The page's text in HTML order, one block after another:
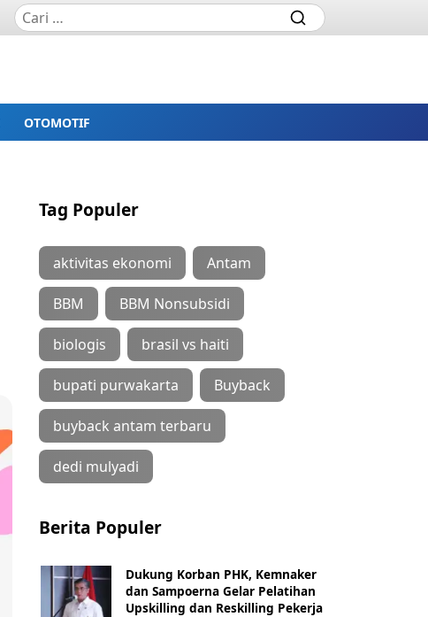
OTOMOTIF
Tag Populer
aktivitas ekonomi Antam
BBM BBM Nonsubsidi
biologis brasil vs haiti
bupati purwakarta Buyback
buyback antam terbaru
dedi mulyadi
Berita Populer
Dukung Korban PHK, Kemnaker
dan Sampoerna Gelar Pelatihan
Upskilling dan Reskilling Pekerja